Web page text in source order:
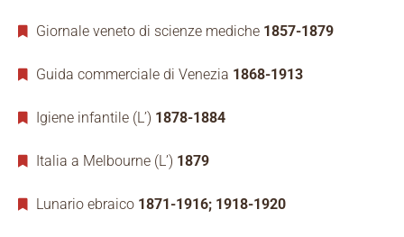
Giornale veneto di scienze mediche 1857-1879
Guida commerciale di Venezia 1868-1913
Igiene infantile (L’) 1878-1884
Italia a Melbourne (L’) 1879
Lunario ebraico 1871-1916; 1918-1920